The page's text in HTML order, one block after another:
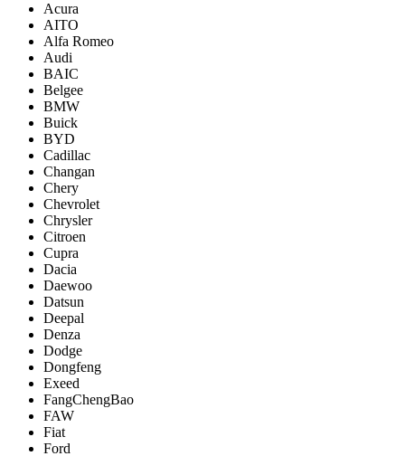
Acura
AITO
Alfa Romeo
Audi
BAIC
Belgee
BMW
Buick
BYD
Cadillac
Changan
Chery
Chevrolet
Chrysler
Citroen
Cupra
Dacia
Daewoo
Datsun
Deepal
Denza
Dodge
Dongfeng
Exeed
FangChengBao
FAW
Fiat
Ford